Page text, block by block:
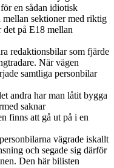
en sådan idiotisk
sektioner med riktig
på E18 mellan
redaktionsbilar som fjärde
När vägen
samtliga personbilar
andra har man låtit bygga
saknar
finns att gå ut på i en
vägrade iskallt
och segade sig därför
Den här bilisten